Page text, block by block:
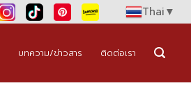
Thai▼
บทความ/ข่าวสาร ติดต่อเรา